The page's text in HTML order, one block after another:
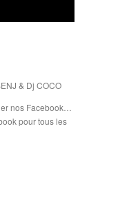
& Dj COCO
nos Facebook…
pour tous les